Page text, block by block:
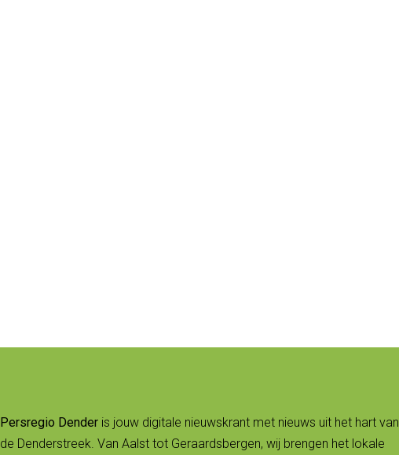
Persregio Dender is jouw digitale nieuwskrant met nieuws uit het hart van
de Denderstreek. Van Aalst tot Geraardsbergen, wij brengen het lokale